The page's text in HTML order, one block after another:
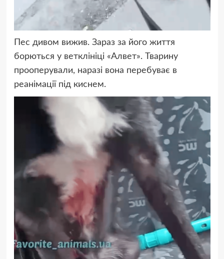
Пес дивом вижив. Зараз за його життя
борються у ветклініці «Алвет». Тварину
прооперували, наразі вона перебуває в
реанімації під киснем.